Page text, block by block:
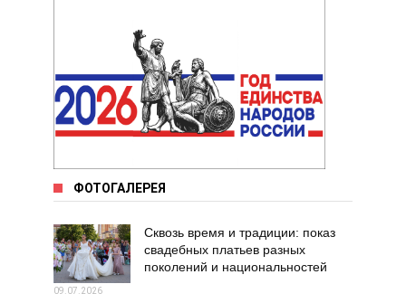
ФОТОГАЛЕРЕЯ
Сквозь время и традиции: показ
свадебных платьев разных
поколений и национальностей
09.07.2026